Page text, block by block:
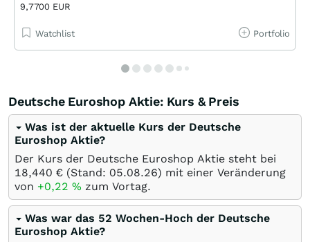
9,7700 EUR
Watchlist Portfolio
Deutsche Euroshop Aktie: Kurs & Preis
Was ist der aktuelle Kurs der Deutsche
Euroshop Aktie?
Der Kurs der Deutsche Euroshop Aktie steht bei
18,440 € (Stand: 05.08.26) mit einer Veränderung
von +0,22 % zum Vortag.
Was war das 52 Wochen-Hoch der Deutsche
Euroshop Aktie?